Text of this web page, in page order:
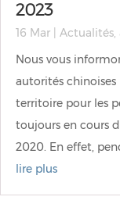
2023
16 Mar Actualités,
Nous vous
autorités
territoire pour les
toujours en cours
2020. En effet,
lire plus